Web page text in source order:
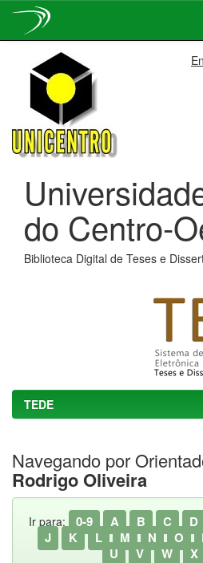
navigation
do Centro-
Biblioteca Digital de Teses e
TEDE
Navegando por
Rodrigo Oliveira
Ir para: 0-9 A B C D
J
K L M N O
U
V W X